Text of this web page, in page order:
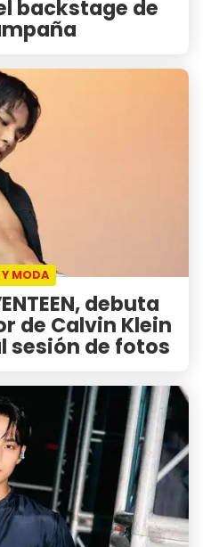
el backstage de
MODA
debuta
de Calvin Klein
sesión de fotos